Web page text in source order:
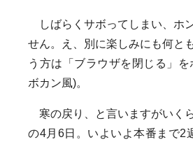
しばらくサボってしまい、ホ
せん。え、別に楽しみにも何と
う方は「ブラウザを閉じる」
ボカン風)。
寒の戻り、と言いますがいく
の4月6日。いよいよ本番まで2